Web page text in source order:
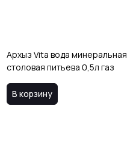
Архыз Vita вода минеральная
столовая питьева 0,5л газ
В корзину